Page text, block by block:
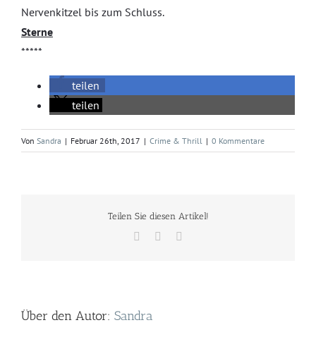
Nervenkitzel bis zum Schluss.
Sterne
*****
teilen
teilen
Von Sandra | Februar 26th, 2017 | Crime & Thrill | 0 Kommentare
Teilen Sie diesen Artikel!
Facebook
Twitter
Über den Autor: Sandra